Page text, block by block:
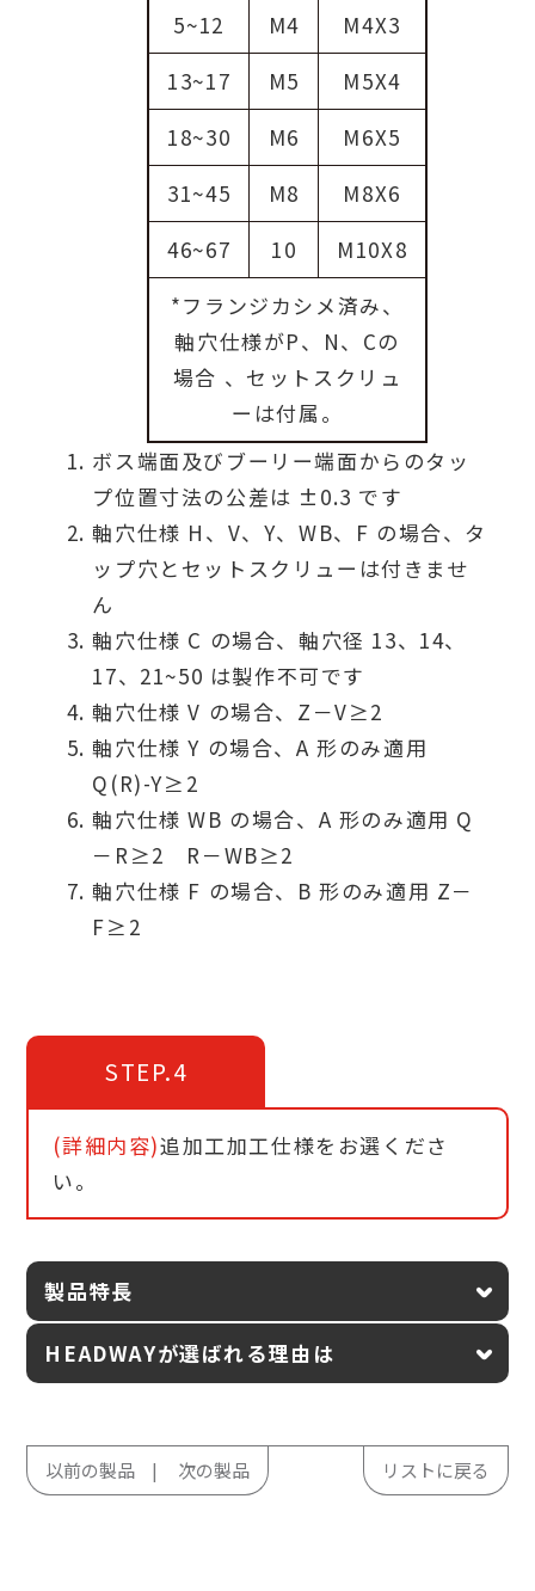
5~12
M4
M4X3
13~17
M5
M5X4
18~30
M6
M6X5
31~45
M8
M8X6
46~67
10
M10X8
*フランジカシメ済み、
軸穴仕様がP、N、Cの
場合 、セットスクリュ
ーは付属。
ボス端面及びブーリー端面からのタッ
プ位置寸法の公差は ±0.3 です
軸穴仕様 H、V、Y、WB、F の場合、タ
ップ穴とセットスクリューは付きませ
ん
軸穴仕様 C の場合、軸穴径 13、14、
17、21~50 は製作不可です
軸穴仕様 V の場合、Z－V≥2
軸穴仕様 Y の場合、A 形のみ適用
Q(R)-Y≥2
軸穴仕様 WB の場合、A 形のみ適用 Q
－R≥2 R－WB≥2
軸穴仕様 F の場合、B 形のみ適用 Z－
F≥2
STEP.4
(詳細内容)追加工加工仕様をお選くださ
い。
製品特長
HEADWAYが選ばれる理由は
以前の製品 次の製品 リストに戻る